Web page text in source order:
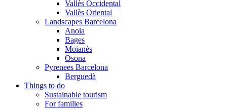
Vallès Occidental
Vallès Oriental
Landscapes Barcelona
Anoia
Bages
Moianès
Osona
Pyrenees Barcelona
Berguedà
Things to do
Sustainable tourism
For families